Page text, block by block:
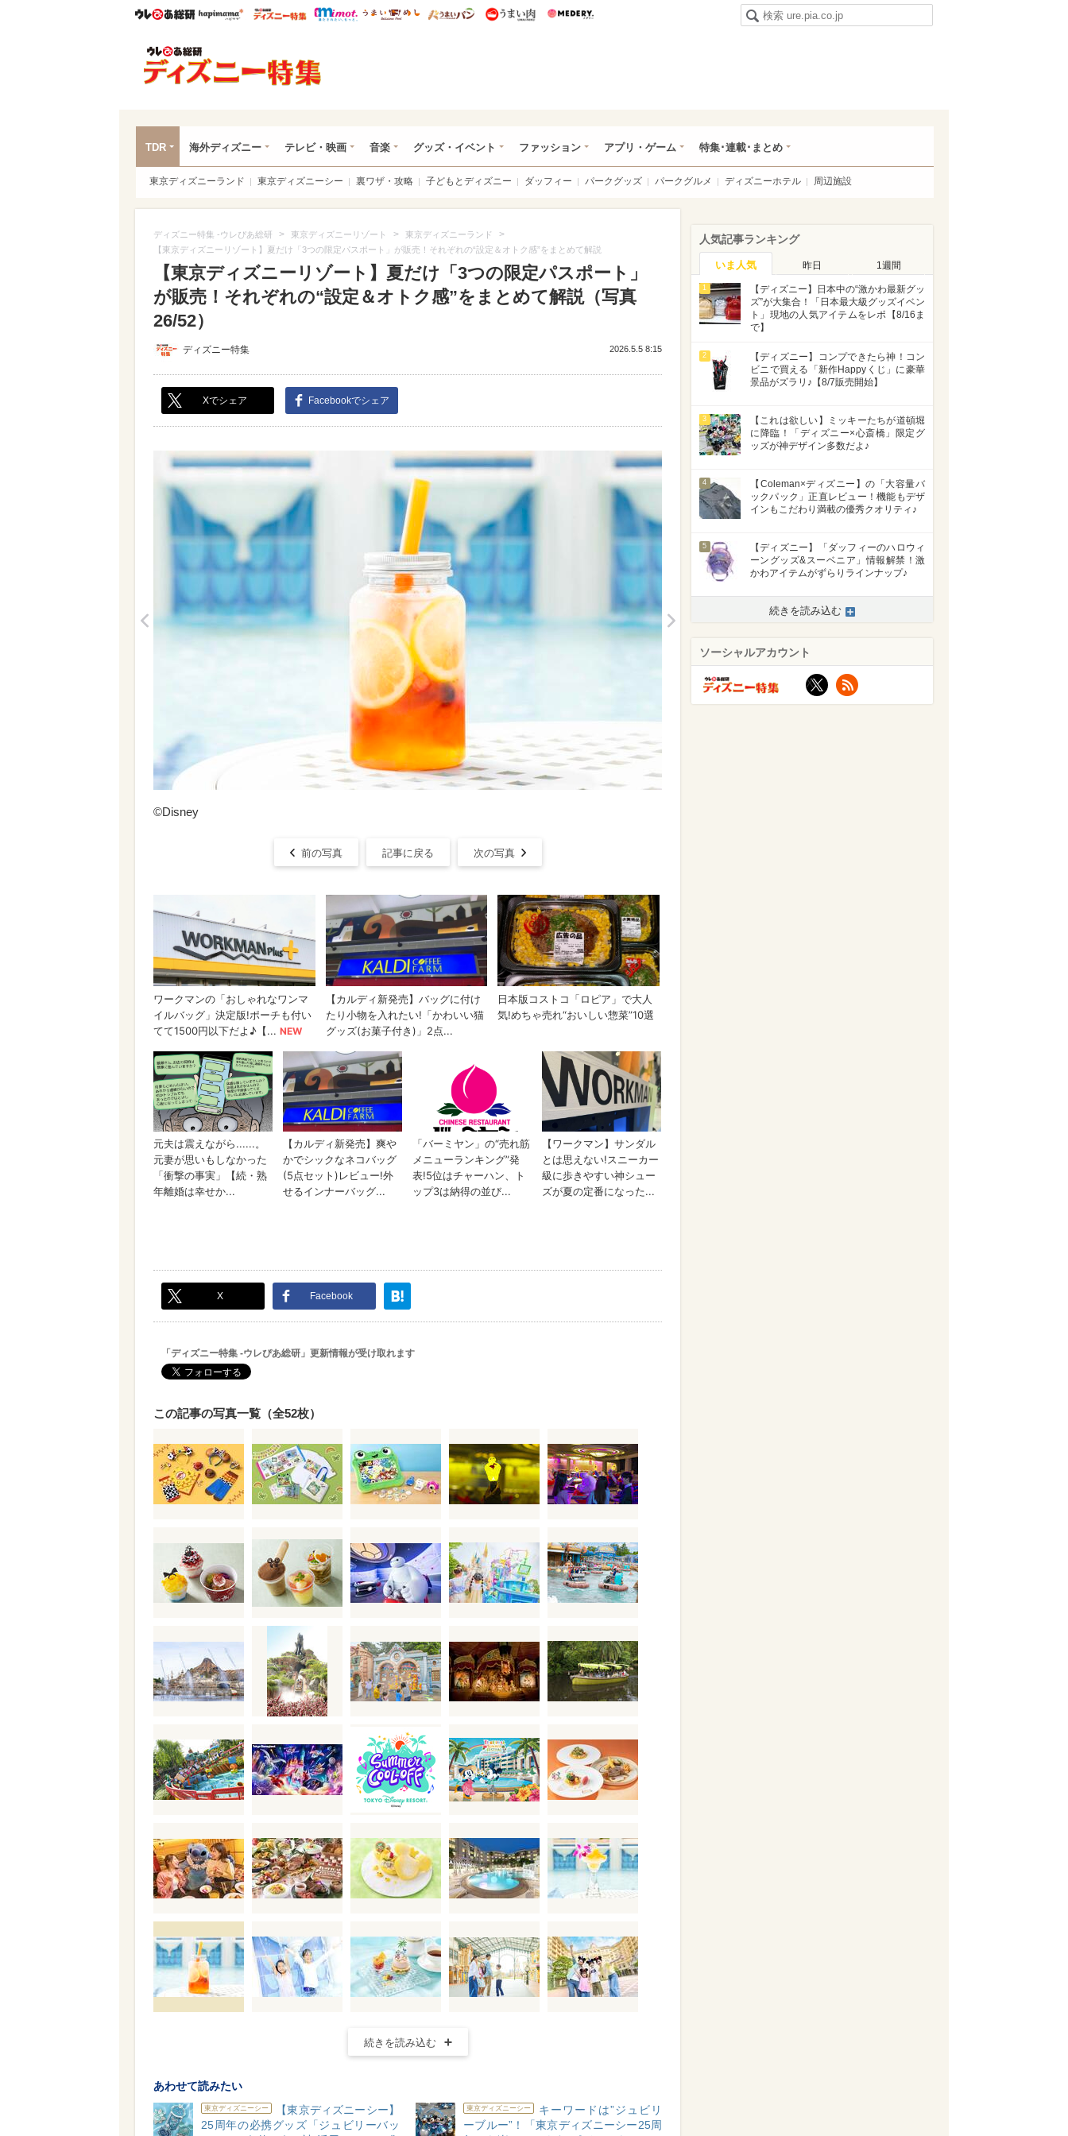
ウレぴあ総研ハピママ* ウレぴあ総研 ディズニー特集
mimot. うまいめし うまいパン うまい肉
TDR 海外ディズニー テレビ・映画 音楽 グッズ・イベント ファッション アプリ・ゲーム 特集･連載･まとめ
東京ディズニーランド 東京ディズニーシー 裏ワザ・攻略 子どもとディズニー ダッフィー パークグッズ パークグルメ ディズニーホテル 周辺施設
ディズニー特集 -ウレぴあ総研 > 東京ディズニーリゾート > 東京ディズニーランド >
【東京ディズニーリゾート】夏だけ「3つの限定パスポート」が販売！それぞれの“設定＆オトク感”をまとめて解説
【東京ディズニーリゾート】夏だけ「3つの限定パスポート」
が販売！それぞれの“設定＆オトク感”をまとめて解説（写真
26/52）
ディズニー特集 2026.5.5 8:15
Xでシェア Facebookでシェア
©Disney
前の写真 記事に戻る 次の写真
X Facebook
「ディズニー特集 -ウレぴあ総研」更新情報が受け取れます
この記事の写真一覧（全52枚）
続きを読み込む
あわせて読みたい
東京ディズニーシー
【東京ディズニーシー】
25周年の必携グッズ「ジュビリーバッ
東京ディズニーシー
キーワードは”ジュビリ
ーブルー”！「東京ディズニーシー25周
人気記事ランキング
いま人気 昨日 1週間
1
【ディズニー】日本中の“激かわ最新グッ
ズ”が大集合！「日本最大級グッズイベン
ト」現地の人気アイテムをレポ【8/16ま
で】
2
【ディズニー】コンプできたら神！コン
ビニで買える「新作Happyくじ」に豪華
景品がズラリ♪【8/7販売開始】
3
【これは欲しい】ミッキーたちが道頓堀
に降臨！「ディズニー×心斎橋」限定グ
ッズが神デザイン多数だよ♪
4
【Coleman×ディズニー】の「大容量バ
ックパック」正直レビュー！機能もデザ
インもこだわり満載の優秀クオリティ♪
5
【ディズニー】「ダッフィーのハロウィ
ーングッズ&スーベニア」情報解禁！激
かわアイテムがずらりラインナップ♪
続きを読み込む
ソーシャルアカウント
X